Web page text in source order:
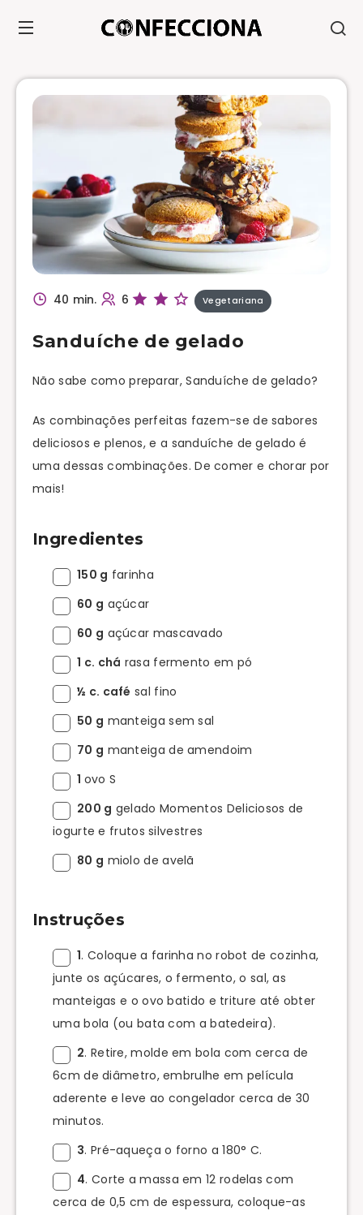
40 min. 6 Vegetariana
Sanduíche de gelado
Não sabe como preparar, Sanduíche de gelado?
As combinações perfeitas fazem-se de sabores
deliciosos e plenos, e a sanduíche de gelado é
uma dessas combinações. De comer e chorar por
mais!
Ingredientes
150 g farinha
60 g açúcar
60 g açúcar mascavado
1 c. chá rasa fermento em pó
½ c. café sal fino
50 g manteiga sem sal
70 g manteiga de amendoim
1 ovo S
200 g gelado Momentos Deliciosos de
iogurte e frutos silvestres
80 g miolo de avelã
Instruções
1. Coloque a farinha no robot de cozinha,
junte os açúcares, o fermento, o sal, as
manteigas e o ovo batido e triture até obter
uma bola (ou bata com a batedeira).
2. Retire, molde em bola com cerca de
6cm de diâmetro, embrulhe em película
aderente e leve ao congelador cerca de 30
minutos.
3. Pré-aqueça o forno a 180° C.
4. Corte a massa em 12 rodelas com
cerca de 0,5 cm de espessura, coloque-as